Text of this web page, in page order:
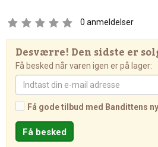
0 anmeldelser
Desværre! Den sidste er
Få besked når varen igen er på lager:
Få gode tilbud med Bandittens